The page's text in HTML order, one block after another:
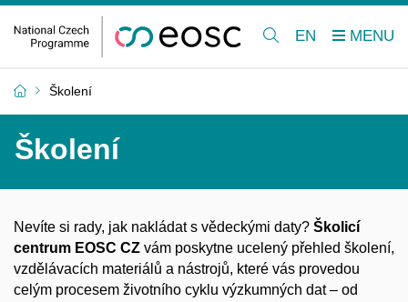
EN
Školení
Školení
Nevíte si rady, jak nakládat s vědeckými daty? Školicí
centrum EOSC CZ vám poskytne ucelený přehled školení,
vzdělávacích materiálů a nástrojů, které vás provedou
celým procesem životního cyklu výzkumných dat – od